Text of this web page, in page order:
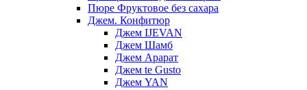
Пюре Фруктовое без сахара
Джем. Конфитюр
Джем IJEVAN
Джем Шамб
Джем Арарат
Джем te Gusto
Джем YAN